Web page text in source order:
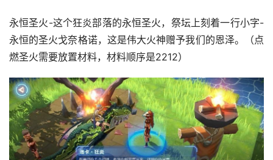
永恒圣火-这个狂炎部落的永恒圣火，祭坛上刻着一行小字-
永恒的圣火戈奈格诺，这是伟大火神赠予我们的恩泽。（点
燃圣火需要放置材料，材料顺序是2212）